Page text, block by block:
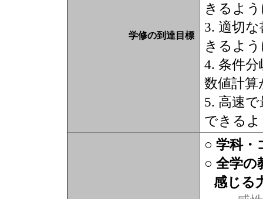
学修の到達目標
きるよ
3. 適切
きるよ
4. 条件
数値計
5. 高速
できる
○ 学科・
○ 全学の
感じる